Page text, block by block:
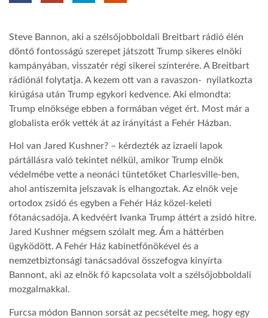
AFRIKA TUDÁSTÁR
A NAP SZÉPE
GLOBOZSARU
DOBRAVERO.HU
LATIMO.HU
GLOBOBOOK
Steve Bannon, aki a szélsőjobboldali Breitbart rádió élén
döntő fontosságú szerepet játszott Trump sikeres elnöki
kampányában, visszatér régi sikerei színterére. A Breitbart
rádiónál folytatja. A kezem ott van a ravaszon- nyilatkozta
kirúgása után Trump egykori kedvence. Aki elmondta:
Trump elnöksége ebben a formában véget ért. Most már a
globalista erők vették át az irányítást a Fehér Házban.
Hol van Jared Kushner? – kérdezték az izraeli lapok
pártállásra való tekintet nélkül, amikor Trump elnök
védelmébe vette a neonáci tüntetőket Charlesville-ben,
ahol antiszemita jelszavak is elhangoztak. Az elnök veje
ortodox zsidó és egyben a Fehér Ház közel-keleti
főtanácsadója. A kedvéért Ivanka Trump áttért a zsidó hitre.
Jared Kushner mégsem szólalt meg. Ám a háttérben
ügyködött. A Fehér Ház kabinetfőnökével és a
nemzetbiztonsági tanácsadóval összefogva kinyírta
Bannont, aki az elnök fő kapcsolata volt a szélsőjobboldali
mozgalmakkal.
Furcsa módon Bannon sorsát az pecsételte meg, hogy egy